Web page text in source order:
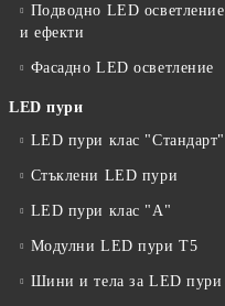
Подводно LED осветление
и ефекти
Фасадно LED осветление
LED пури
LED пури клас "Стандарт"
Стъклени LED пури
LED пури клас "А"
Модулни LED пури T5
Шини и тела за LED пури